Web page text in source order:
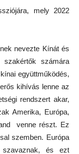
mely 2022
nevezte Kínát és
szakértők számára
együttműködés,
kihívás lenne az
rendszert akar,
Amerika, Európa,
venne részt. Ez
szemben. Európa
szavaznak, és ezt